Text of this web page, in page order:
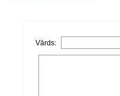
Vārds: